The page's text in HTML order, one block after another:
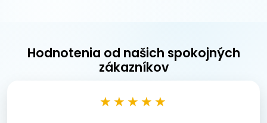
Hodnotenia od našich spokojných
zákazníkov
★★★★★